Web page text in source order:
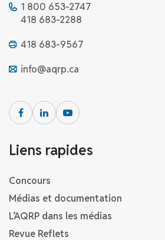
1 800 653-2747
418 683-2288
418 683-9567
info@aqrp.ca
Liens rapides
Concours
Médias et documentation
L’AQRP dans les médias
Revue Reflets